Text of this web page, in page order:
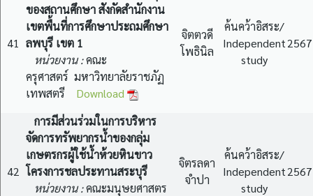
41
ของสถานศึกษา สังกัดสำนักงาน
เขตพื้นที่การศึกษาประถมศึกษา
ลพบุรี เขต 1
หน่วยงาน :คณะ
ครุศาสตร์ มหาวิทยาลัยราชภัฏ
เทพสตรี Download
จิตตวดี
โพธินิล
ค้นคว้าอิสระ/
Independent
study
2567
42
การมีส่วนร่วมในการบริหาร
จัดการทรัพยากรน้ำของกลุ่ม
เกษตรกรผู้ใช้น้ำห้วยหินขาว
โครงการชลประทานสระบุรี
หน่วยงาน :คณะมนุษยศาสตร
จิตรลดา
จำปา
ค้นคว้าอิสระ/
Independent
study
2567